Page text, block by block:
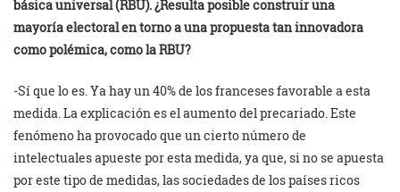
básica universal (RBU). ¿Resulta posible construir una
mayoría electoral en torno a una propuesta tan innovadora
como polémica, como la RBU?
-Sí que lo es. Ya hay un 40% de los franceses favorable a esta
medida. La explicación es el aumento del precariado. Este
fenómeno ha provocado que un cierto número de
intelectuales apueste por esta medida, ya que, si no se apuesta
por este tipo de medidas, las sociedades de los países ricos